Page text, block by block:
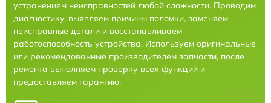
устранением неисправностей любой сложности. Проводим
диагностику, выявляем причины поломки, заменяем
неисправные детали и восстанавливаем
работоспособность устройства. Используем оригинальные
или рекомендованные производителем запчасти, после
ремонта выполняем проверку всех функций и
предоставляем гарантию.